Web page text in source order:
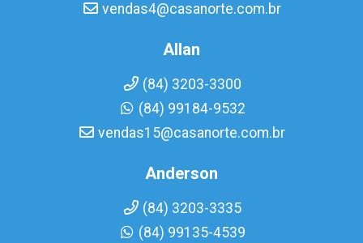
vendas4@casanorte.com.br
Allan
(84) 3203-3300
(84) 99184-9532
vendas15@casanorte.com.br
Anderson
(84) 3203-3335
(84) 99135-4539